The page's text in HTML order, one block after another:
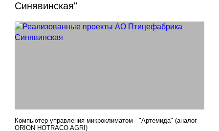
Синявинская"
Компьютер управления микроклиматом - "Артемида" (аналог
ORION HOTRACO AGRI)